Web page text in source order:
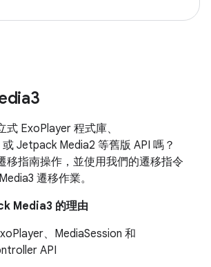
ExoPlayer 程式庫、
Jetpack Media2 等舊版 API 嗎？
移指南操作，並使用我們的遷移指令
遷移作業。
Media3 的理由
、MediaSession 和
API